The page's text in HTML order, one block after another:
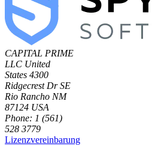
CAPITAL PRIME
LLC United
States 4300
Ridgecrest Dr SE
Rio Rancho NM
87124 USA
Phone: 1 (561)
528 3779
Lizenzvereinbarung